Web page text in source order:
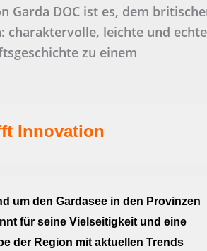
Garda DOC ist es, dem
charaktervolle, leichte und echte
zu einem
Innovation
um den Gardasee in den Provinzen
für seine Vielseitigkeit und eine
der Region mit aktuellen Trends